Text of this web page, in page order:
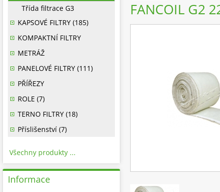
FANCOIL G2
Třída filtrace G3
KAPSOVÉ FILTRY (185)
KOMPAKTNÍ FILTRY
METRÁŽ
PANELOVÉ FILTRY (111)
PŘÍŘEZY
ROLE (7)
TERNO FILTRY (18)
Příslišenství (7)
Všechny produkty ...
Informace